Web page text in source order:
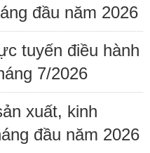
đầu năm 2026
tuyến điều hành
7/2026
xuất, kinh
đầu năm 2026